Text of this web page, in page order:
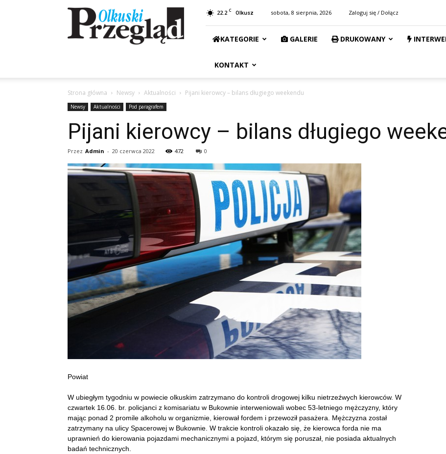
Przegląd
Olkuski
22.2 C Olkusz sobota, 8 sierpnia, 2026 Zaloguj się / Dołącz
KATEGORIE GALERIE DRUKOWANY
KONTAKT
Strona główna Newsy Aktualności Pijani kierowcy – bilans długiego weekendu
Newsy Aktualności Pod paragrafem
Pijani kierowcy – bilans długiego
Przez Admin - 20 czerwca 2022 472 0
Powiat
W ubiegłym tygodniu w powiecie olkuskim zatrzymano do kontroli drogowej kilku nietrzeźwych kierowców. W
czwartek 16.06. br. policjanci z komisariatu w Bukownie interweniowali wobec 53-letniego mężczyzny, który
mając ponad 2 promile alkoholu w organizmie, kierował fordem i przewoził pasażera. Mężczyzna został
zatrzymany na ulicy Spacerowej w Bukownie. W trakcie kontroli okazało się, że kierowca forda nie ma
uprawnień do kierowania pojazdami mechanicznymi a pojazd, którym się poruszał, nie posiada aktualnych
badań technicznych.